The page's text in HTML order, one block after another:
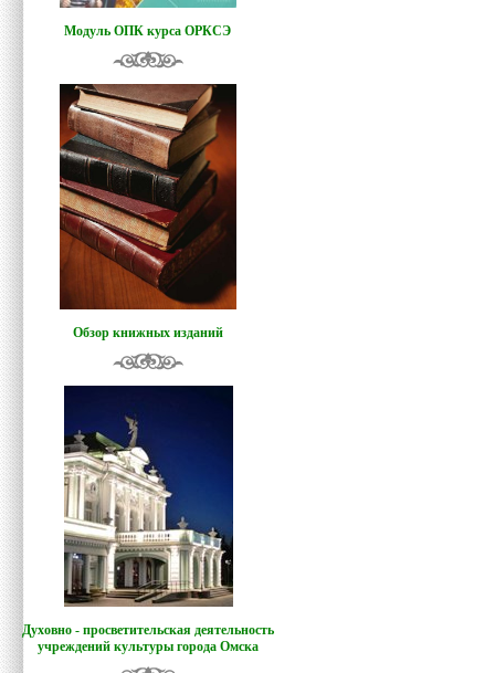
Модуль ОПК курса ОРКСЭ
Обзор книжных изданий
Духовно - просветительская деятельность
учреждений культуры города Омска